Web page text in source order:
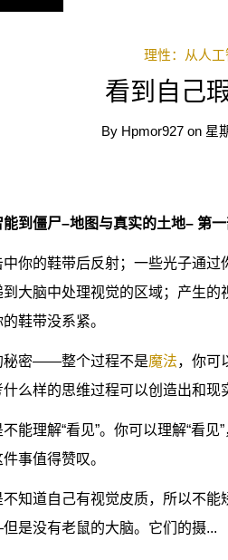
理性：从人
看到自己
By Hpmor927 on 星
能到僵尸–地图与真实的土地– 第
你的鞋带后反射；一些光子通
大脑中处理视觉的区域；产生
鞋带没系紧。
秘密——整个过程不是魔法，你可
么样的思维过程可以创造出和现
能理解“看见”。你可以理解“看
事值得赞叹。
知道自己有视觉皮质，所以不能
是没有老鼠的大脑。它们的摄...